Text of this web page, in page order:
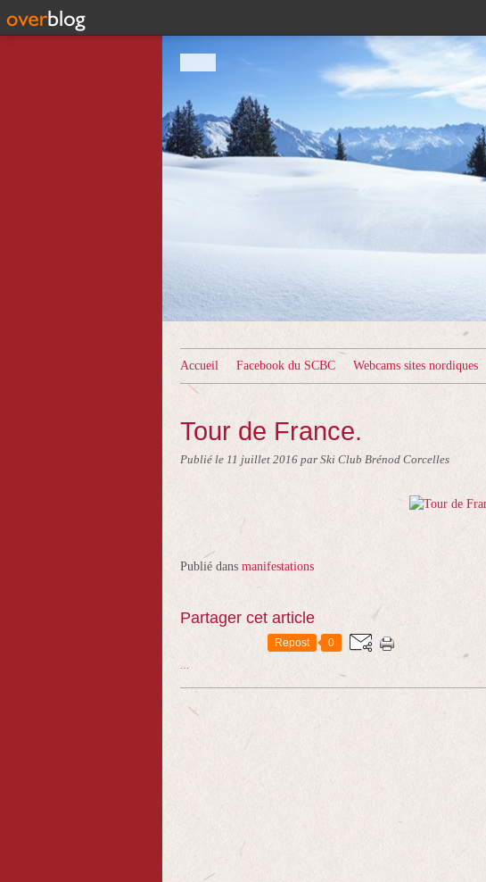
Accueil Facebook du SCBC Webcams sites nordiques
Tour de France.
Publié le 11 juillet 2016 par Ski Club Brénod Corcelles
Publié dans manifestations
Partager cet article
Repost 0